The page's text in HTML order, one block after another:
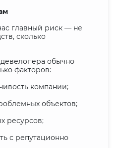
главный риск — не
сколько
обычно
факторов:
компании;
объектов;
ресурсов;
с репутационно